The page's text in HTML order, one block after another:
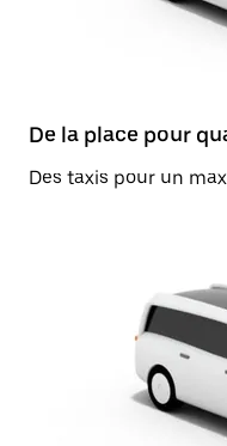
De la place pour
Des taxis pour un